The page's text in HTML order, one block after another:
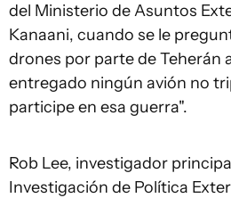
del Ministerio de Asuntos
Kanaani, cuando se le
drones por parte de Teherán
entregado ningún avión no
participe en esa guerra".
Rob Lee, investigador
Investigación de Política